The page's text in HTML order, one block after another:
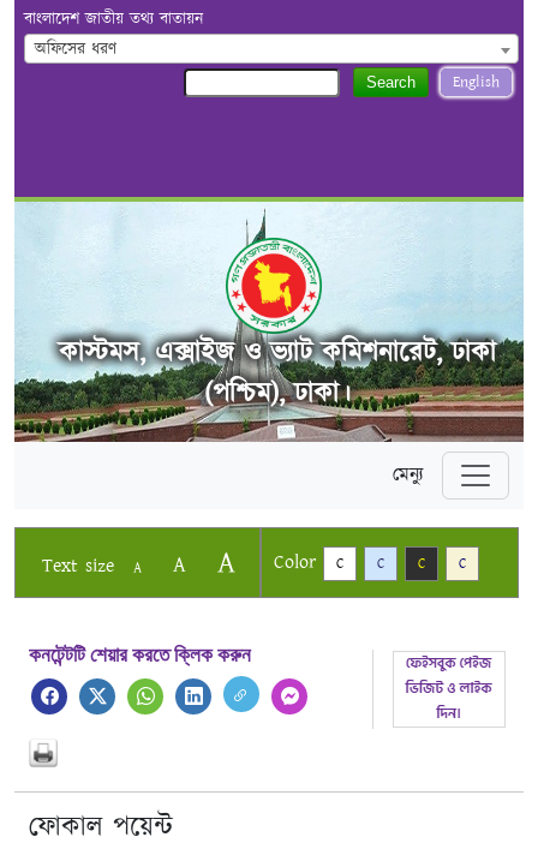
বাংলাদেশ জাতীয় তথ্য বাতায়ন
অফিসের ধরণ
English
Search
কাস্টমস, এক্সাইজ ও ভ্যাট কমিশনারেট, ঢাকা
(পশ্চিম), ঢাকা।
মেন্যু
Text size A A A Color C C C C
কনটেন্টটি শেয়ার করতে ক্লিক করুন
ফোকাল পয়েন্ট